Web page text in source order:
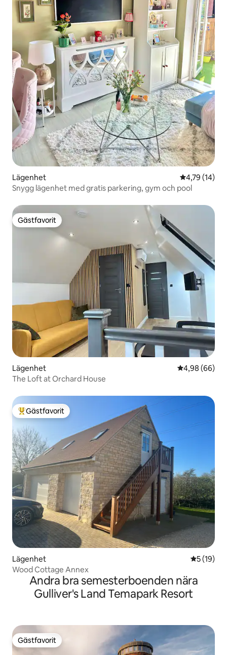
Lägenhet 4,79 av 5 i
4,79 (14)
Snygg lägenhet med gratis parkering, gym och pool
Gästfavorit
Gästfavorit
Lägenhet 4,98 av 5 i
4,98 (66)
The Loft at Orchard House
Populär gästfavorit
Gästfavorit
Lägenhet 5 av 5 i
5 (19)
Wood Cottage Annex
Andra bra semesterboenden nära
Gulliver's Land Temapark Resort
Gästfavorit
Gästfavorit